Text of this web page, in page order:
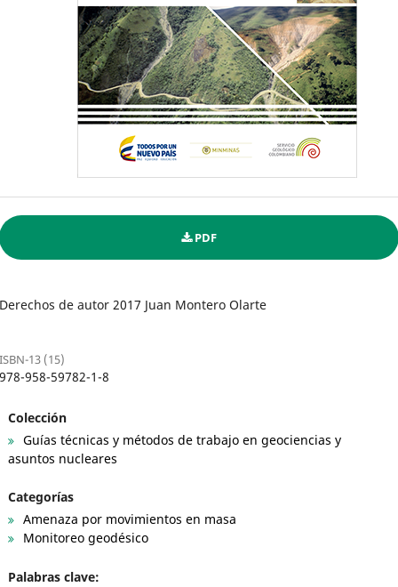
PDF
Derechos de autor 2017 Juan Montero Olarte
ISBN-13 (15)
978-958-59782-1-8
Colección
Guías técnicas y métodos de trabajo en geociencias y
asuntos nucleares
Categorías
Amenaza por movimientos en masa
Monitoreo geodésico
Palabras clave: